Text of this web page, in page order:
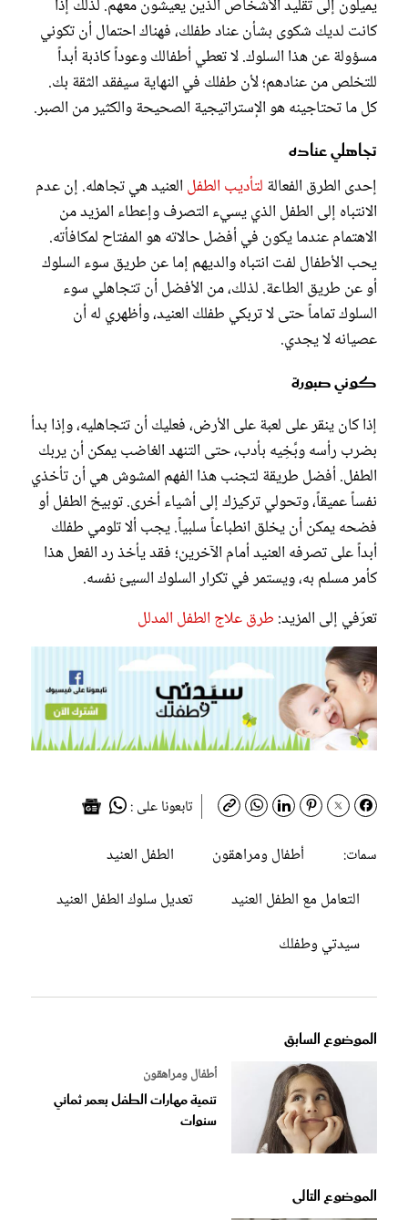
يميلون إلى تقليد الأشخاص الذين يعيشون معهم. لذلك إذا
كانت لديك شكوى بشأن عناد طفلك، فهناك احتمال أن تكوني
مسؤولة عن هذا السلوك. لا تعطي أطفالك وعوداً كاذبة أبداً
للتخلص من عنادهم؛ لأن طفلك في النهاية سيفقد الثقة بك.
كل ما تحتاجينه هو الإستراتيجية الصحيحة والكثير من الصبر.
تجاهلي عناده
إحدى الطرق الفعالة لتأديب الطفل العنيد هي تجاهله. إن عدم
الانتباه إلى الطفل الذي يسيء التصرف وإعطاء المزيد من
الاهتمام عندما يكون في أفضل حالاته هو المفتاح لمكافأته.
يحب الأطفال لفت انتباه والديهم إما عن طريق سوء السلوك
أو عن طريق الطاعة. لذلك، من الأفضل أن تتجاهلي سوء
السلوك تماماً حتى لا تربكي طفلك العنيد، وأظهري له أن
عصيانه لا يجدي.
كوني صبورة
إذا كان ينقر على لعبة على الأرض، فعليك أن تتجاهليه، وإذا بدأ
بضرب رأسه وبِّخِيه بأدب، حتى التنهد الغاضب يمكن أن يربك
الطفل. أفضل طريقة لتجنب هذا الفهم المشوش هي أن تأخذي
نفساً عميقاً، وتحولي تركيزك إلى أشياء أخرى. توبيخ الطفل أو
فضحه يمكن أن يخلق انطباعاً سلبياً. يجب ألا تلومي طفلك
أبداً على تصرفه العنيد أمام الآخرين؛ فقد يأخذ رد الفعل هذا
كأمر مسلم به، ويستمر في تكرار السلوك السيئ نفسه.
تعرّفي إلى المزيد: طرق علاج الطفل المدلل
تابعونا على :
سمات:
أطفال ومراهقون
الطفل العنيد
التعامل مع الطفل العنيد
تعديل سلوك الطفل العنيد
سيدتي وطفلك
الموضوع السابق
أطفال ومراهقون
تنمية مهارات الطفل بعمر ثماني
سنوات
الموضوع التالى